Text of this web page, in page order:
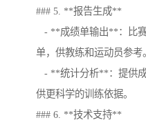
### 5. **报告生成**
- **成绩单输出**：比
单，供教练和运动员参考。
- **统计分析**：提供
供更科学的训练依据。
### 6. **技术支持**